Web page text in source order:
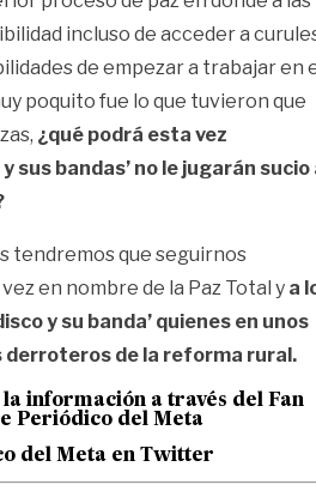
incluso de acceder a
de empezar a trabajar en
poquito fue lo que tuvieron que
¿qué podrá esta vez
sus bandas’ no le jugarán sucio
tendremos que seguirnos
en nombre de la Paz Total y a
y su banda’ quienes en unos
derroteros de la reforma rural.
información a través del Fan
Periódico del Meta
del Meta en Twitter